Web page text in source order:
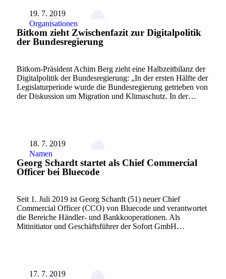
19. 7. 2019
Organisationen
Bitkom zieht Zwischenfazit zur Digitalpolitik
der Bundesregierung
Bitkom-Präsident Achim Berg zieht eine Halbzeitbilanz der
Digitalpolitik der Bundesregierung: „In der ersten Hälfte der
Legislaturperiode wurde die Bundesregierung getrieben von
der Diskussion um Migration und Klimaschutz. In der…
18. 7. 2019
Namen
Georg Schardt startet als Chief Commercial
Officer bei Bluecode
Seit 1. Juli 2019 ist Georg Schardt (51) neuer Chief
Commercial Officer (CCO) von Bluecode und verantwortet
die Bereiche Händler- und Bankkooperationen. Als
Mitinitiator und Geschäftsführer der Sofort GmbH…
17. 7. 2019